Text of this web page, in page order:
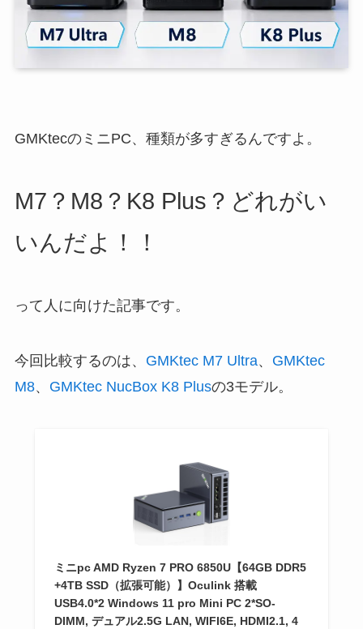
GMKtecのミニPC、種類が多すぎるんですよ。
M7？M8？K8 Plus？どれがい
いんだよ！！
って人に向けた記事です。
今回比較するのは、 GMKtec M7 Ultra、 GMKtec
M8、 GMKtec NucBox K8 Plusの3モデル。
ミニpc AMD Ryzen 7 PRO 6850U【64GB DDR5
+4TB SSD（拡張可能）】Oculink 搭載
USB4.0*2 Windows 11 pro Mini PC 2*SO-
DIMM, デュアル2.5G LAN, WIFI6E, HDMI2.1, 4